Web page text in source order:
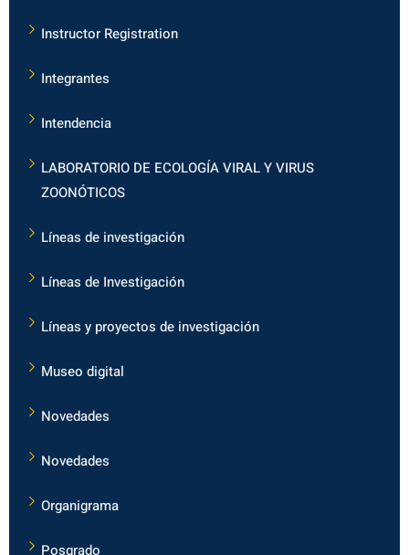
Instructor Registration
Integrantes
Intendencia
LABORATORIO DE ECOLOGÍA VIRAL Y VIRUS
ZOONÓTICOS
Líneas de investigación
Líneas de Investigación
Líneas y proyectos de investigación
Museo digital
Novedades
Novedades
Organigrama
Posgrado